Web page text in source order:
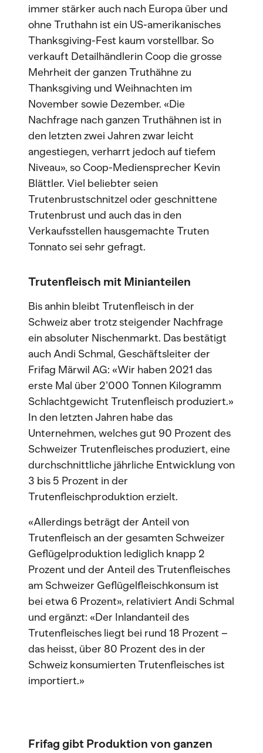
immer stärker auch nach Europa über und
ohne Truthahn ist ein US-amerikanisches
Thanksgiving-Fest kaum vorstellbar. So
verkauft Detailhändlerin Coop die grosse
Mehrheit der ganzen Truthähne zu
Thanksgiving und Weihnachten im
November sowie Dezember. «Die
Nachfrage nach ganzen Truthähnen ist in
den letzten zwei Jahren zwar leicht
angestiegen, verharrt jedoch auf tiefem
Niveau», so Coop-Mediensprecher Kevin
Blättler. Viel beliebter seien
Trutenbrustschnitzel oder geschnittene
Trutenbrust und auch das in den
Verkaufsstellen hausgemachte Truten
Tonnato sei sehr gefragt.
Trutenfleisch mit Minianteilen
Bis anhin bleibt Trutenfleisch in der
Schweiz aber trotz steigender Nachfrage
ein absoluter Nischenmarkt. Das bestätigt
auch Andi Schmal, Geschäftsleiter der
Frifag Märwil AG: «Wir haben 2021 das
erste Mal über 2’000 Tonnen Kilogramm
Schlachtgewicht Trutenfleisch produziert.»
In den letzten Jahren habe das
Unternehmen, welches gut 90 Prozent des
Schweizer Trutenfleisches produziert, eine
durchschnittliche jährliche Entwicklung von
3 bis 5 Prozent in der
Trutenfleischproduktion erzielt.
«Allerdings beträgt der Anteil von
Trutenfleisch an der gesamten Schweizer
Geflügelproduktion lediglich knapp 2
Prozent und der Anteil des Trutenfleisches
am Schweizer Geflügelfleischkonsum ist
bei etwa 6 Prozent», relativiert Andi Schmal
und ergänzt: «Der Inlandanteil des
Trutenfleisches liegt bei rund 18 Prozent –
das heisst, über 80 Prozent des in der
Schweiz konsumierten Trutenfleisches ist
importiert.»
Frifag gibt Produktion von ganzen